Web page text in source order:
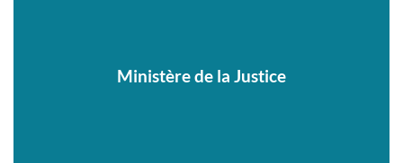
Ministère de la Justice